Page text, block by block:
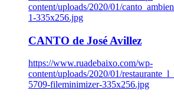
content/uploads/2020/01/
1-335x256.jpg
CANTO de José Avillez
https://www.ruadebaixo.com/wp-
content/uploads/2020/01/
5709-fileminimizer-335x256.jpg